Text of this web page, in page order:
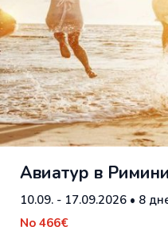
Авиатур в
10.09. - 17.09.2026 • 8
No 466€